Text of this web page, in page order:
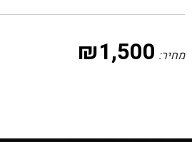
מחיר: ₪1,500